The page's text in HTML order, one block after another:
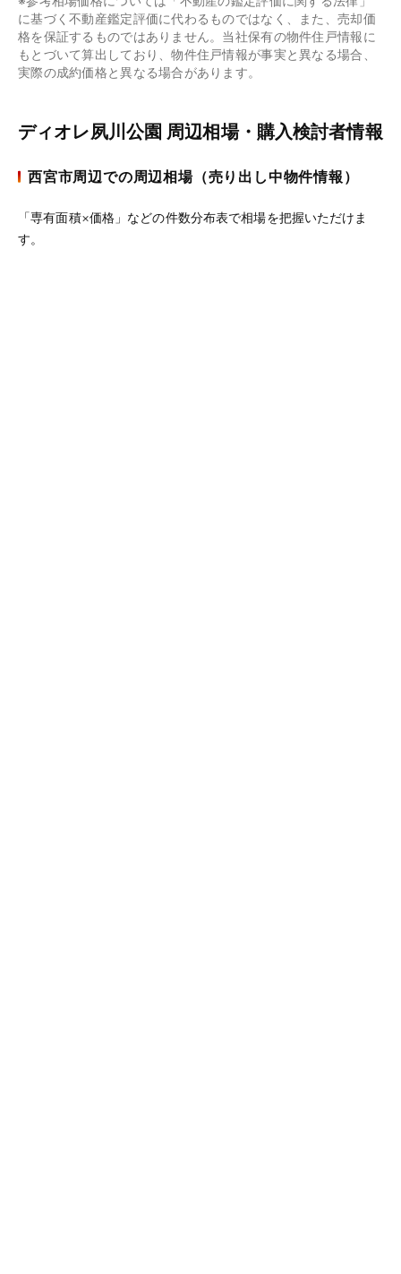
に基づく不動産鑑定評価に代わるものではなく、また、売却価
格を保証するものではありません。当社保有の物件住戸情報に
もとづいて算出しており、物件住戸情報が事実と異なる場合、
実際の成約価格と異なる場合があります。
ディオレ夙川公園 周辺相場・購入検討者情報
西宮市周辺での周辺相場（売り出し中物件情報）
「専有面積×価格」などの件数分布表で相場を把握いただけま
す。